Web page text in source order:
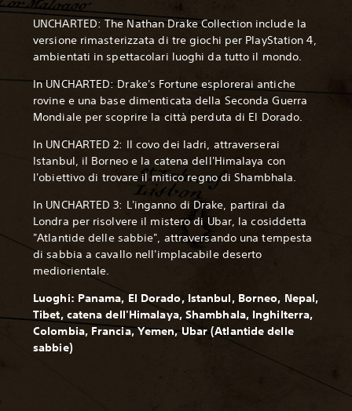
UNCHARTED: The Nathan Drake Collection include la
versione rimasterizzata di tre giochi per PlayStation 4,
ambientati in spettacolari luoghi da tutto il mondo.
In UNCHARTED: Drake's Fortune esplorerai antiche
rovine e una base dimenticata della Seconda Guerra
Mondiale per scoprire la città perduta di El Dorado.
In UNCHARTED 2: Il covo dei ladri, attraverserai
Istanbul, il Borneo e la catena dell'Himalaya con
l'obiettivo di trovare il mitico regno di Shambhala.
In UNCHARTED 3: L'inganno di Drake, partirai da
Londra per risolvere il mistero di Ubar, la cosiddetta
"Atlantide delle sabbie", attraversando una tempesta
di sabbia a cavallo nell'implacabile deserto
mediorientale.
Luoghi: Panama, El Dorado, Istanbul, Borneo, Nepal,
Tibet, catena dell'Himalaya, Shambhala, Inghilterra,
Colombia, Francia, Yemen, Ubar (Atlantide delle
sabbie)